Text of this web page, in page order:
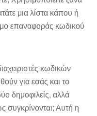
μια λίστα κάπου ή
επαναφοράς κωδικού
κωδικών
για εσάς και το
δημοφιλείς, αλλά
συγκρίνονται; Αυτή η